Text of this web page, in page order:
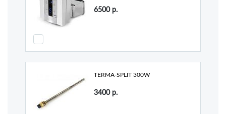
6500р.
TERMA-SPLIT 300W
3400р.